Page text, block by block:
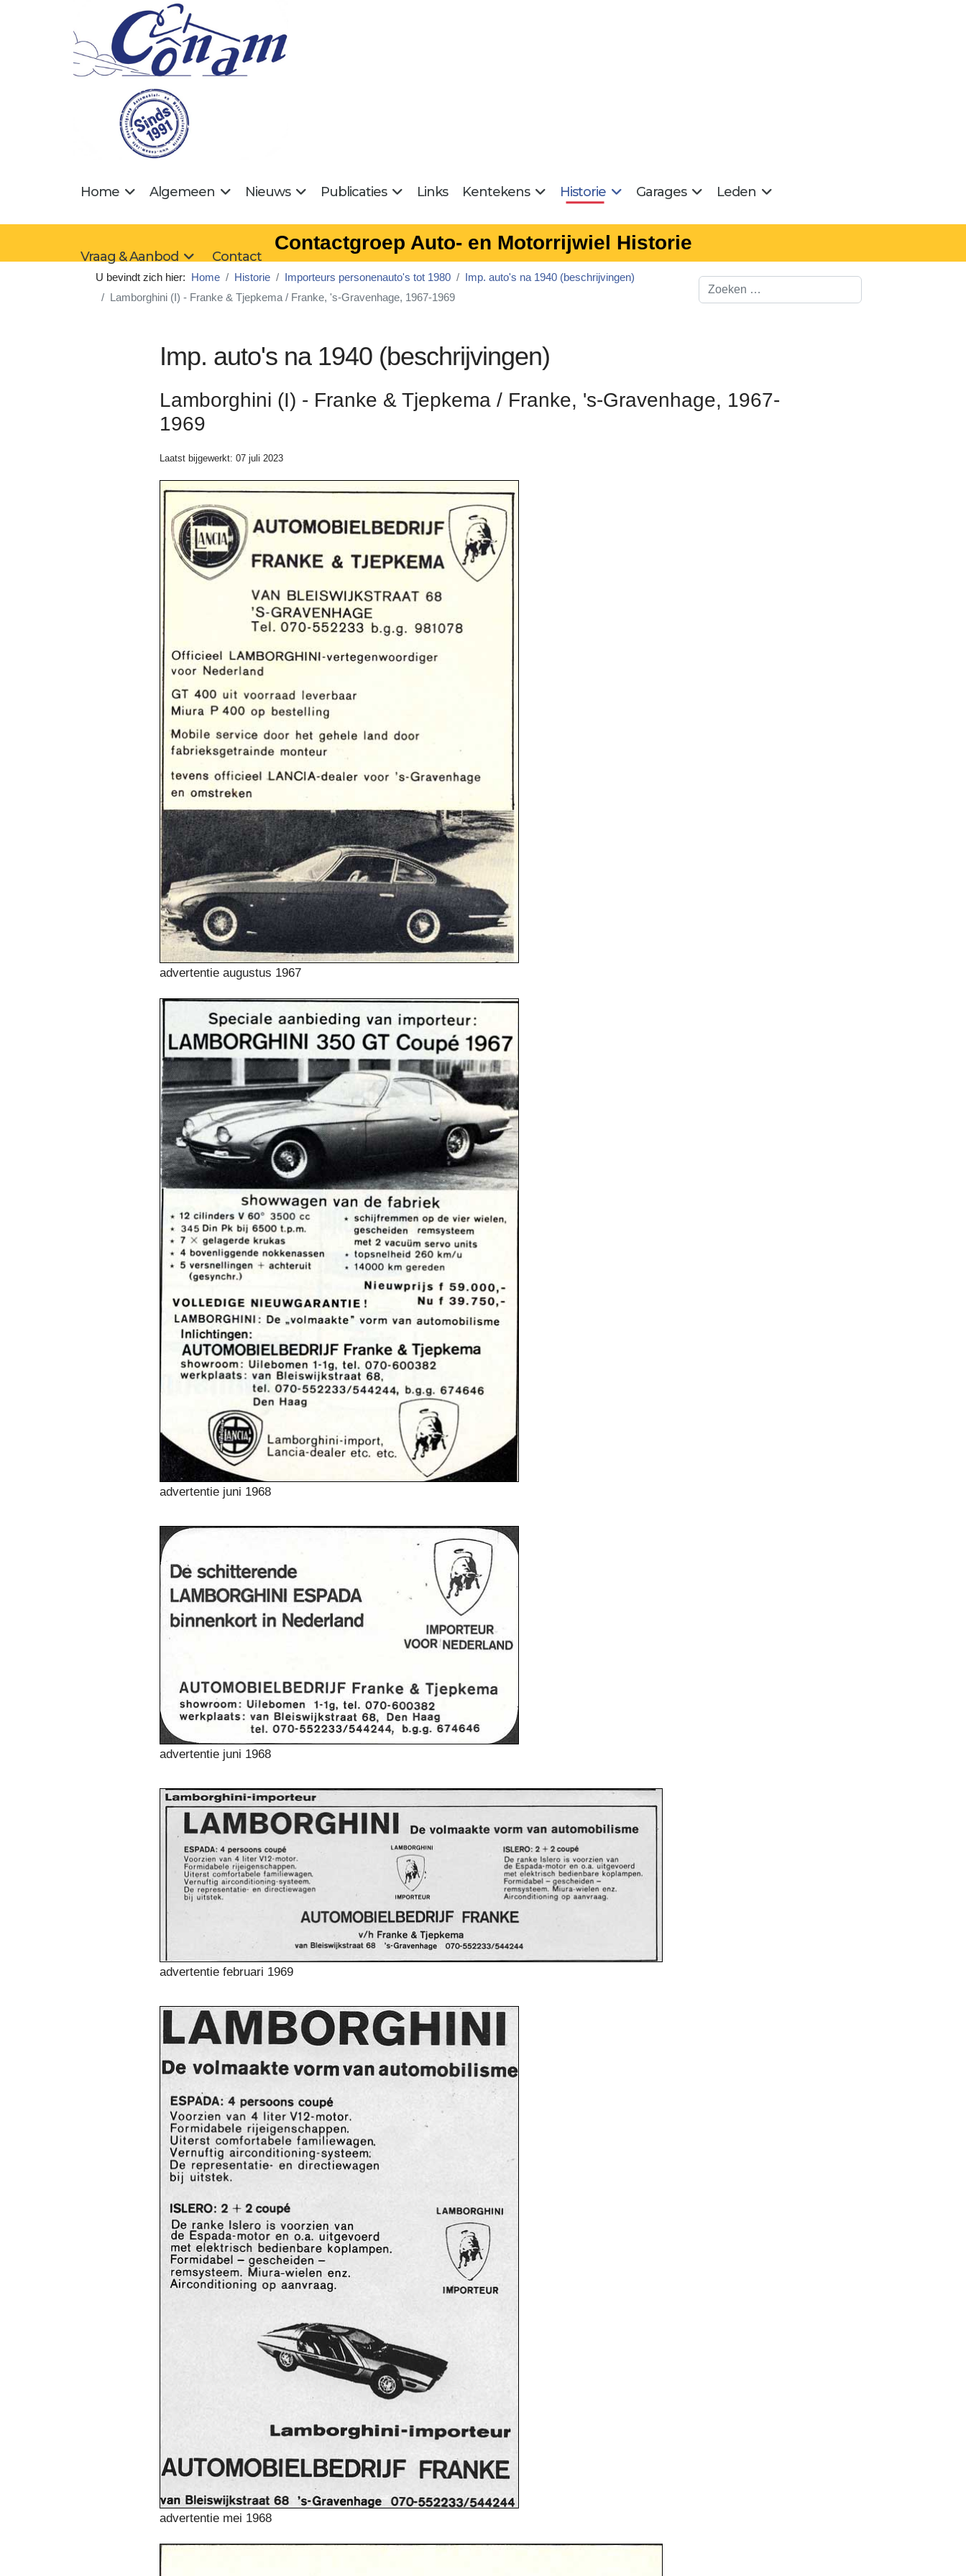
Home Algemeen Nieuws Publicaties Links Kentekens Historie Garages Leden
Vraag & Aanbod Contact
Contactgroep Auto- en Motorrijwiel Historie
U bevindt zich hier: Home Historie Importeurs personenauto's tot 1980
Imp. auto's na 1940 (beschrijvingen)
Lamborghini (I) - Franke & Tjepkema / Franke, 's-Gravenhage, 1967-1969
Imp. auto's na 1940 (beschrijvingen)
Lamborghini (I) - Franke & Tjepkema / Franke, 's-Gravenhage, 1967-
1969
Laatst bijgewerkt: 07 juli 2023
advertentie augustus 1967
advertentie juni 1968
advertentie juni 1968
advertentie februari 1969
advertentie mei 1968